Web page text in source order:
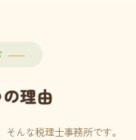
理由
そんな税理士事務所です。